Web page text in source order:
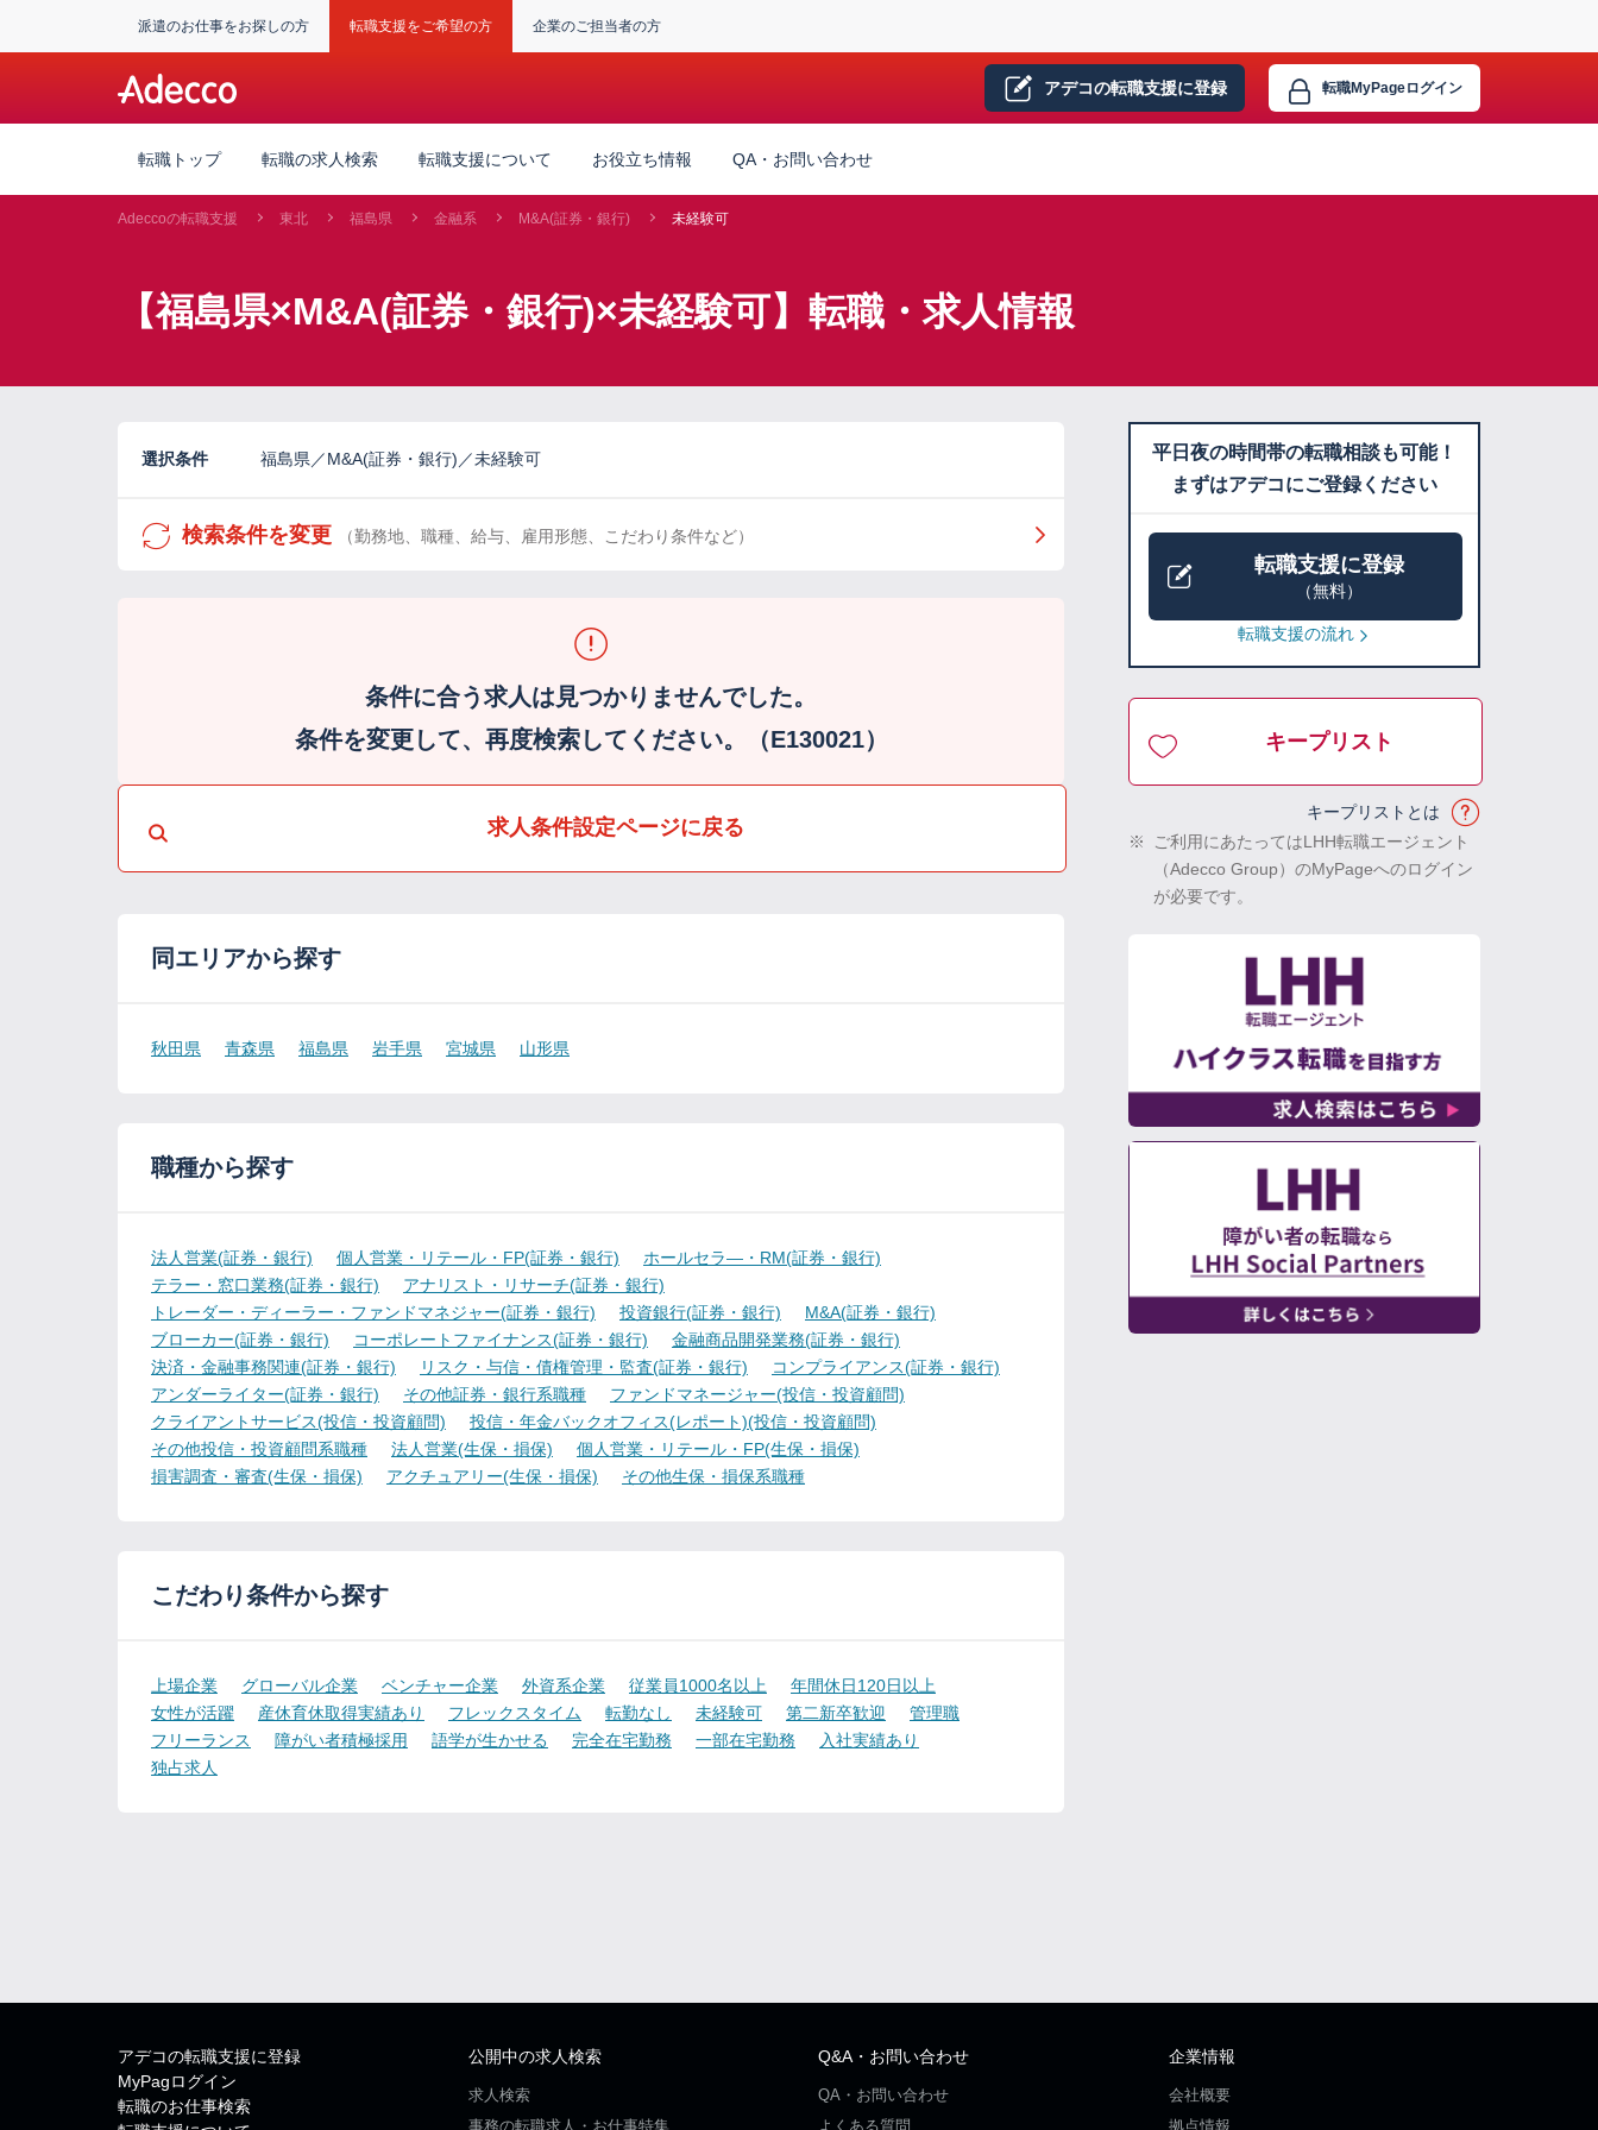
派遣のお仕事をお探しの方 転職支援をご希望の方 企業のご担当者の方
アデコの転職支援に登録 転職MyPageログイン
転職トップ 転職の求人検索 転職支援について お役立ち情報 QA・お問い合わせ
Adeccoの転職支援 東北 福島県 金融系 M&A(証券・銀行) 未経験可
【福島県×M&A(証券・銀行)×未経験可】転職・求人情報
選択条件 福島県／M&A(証券・銀行)／未経験可
検索条件を変更 （勤務地、職種、給与、雇用形態、こだわり条件など）
条件に合う求人は見つかりませんでした。
条件を変更して、再度検索してください。（E130021）
求人条件設定ページに戻る
同エリアから探す
秋田県 青森県 福島県 岩手県 宮城県 山形県
職種から探す
法人営業(証券・銀行) 個人営業・リテール・FP(証券・銀行)
ホールセラ―・RM(証券・銀行)
テラー・窓口業務(証券・銀行)
アナリスト・リサーチ(証券・銀行)
トレーダー・ディーラー・ファンドマネジャー(証券・銀行)
投資銀行(証券・銀行)
M&A(証券・銀行)
ブローカー(証券・銀行)
コーポレートファイナンス(証券・銀行)
金融商品開発業務(証券・銀行)
決済・金融事務関連(証券・銀行)
リスク・与信・債権管理・監査(証券・銀行)
コンプライアンス(証券・銀行)
アンダーライター(証券・銀行)
その他証券・銀行系職種
ファンドマネージャー(投信・投資顧問)
クライアントサービス(投信・投資顧問)
投信・年金バックオフィス(レポート)(投信・投資顧問)
その他投信・投資顧問系職種
法人営業(生保・損保)
個人営業・リテール・FP(生保・損保)
損害調査・審査(生保・損保)
アクチュアリー(生保・損保) その他生保・損保系職種
こだわり条件から探す
上場企業 グローバル企業 ベンチャー企業 外資系企業 従業員1000名以上
年間休日120日以上
女性が活躍
産休育休取得実績あり フレックスタイム 転勤なし 未経験可 第二新卒歓迎
管理職
フリーランス
障がい者積極採用 語学が生かせる 完全在宅勤務 一部在宅勤務
入社実績あり
独占求人
平日夜の時間帯の転職相談も可能！
まずはアデコにご登録ください
転職支援に登録
（無料）
転職支援の流れ
キープリスト
キープリストとは
※
ご利用にあたってはLHH転職エージェント
（Adecco Group）のMyPageへのログイン
が必要です。
アデコの転職支援に登録
MyPagログイン
転職のお仕事検索
公開中の求人検索
求人検索
事務の転職求人・お仕事特集
Q&A・お問い合わせ
QA・お問い合わせ
よくある質問
企業情報
会社概要
拠点情報